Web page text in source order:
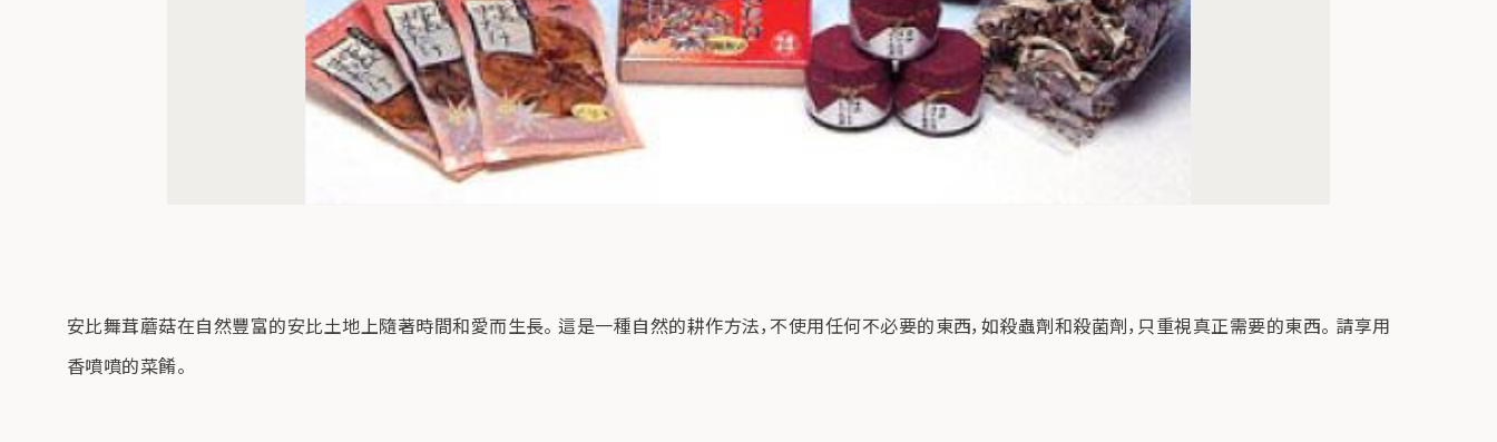
安比舞茸蘑菇在自然豐富的安比土地上隨著時間和愛而生長。 這是一種自然的耕作方法，不使用任何不必要的東西，如殺蟲劑和殺菌劑，只重視真正需要的東西。 請享用
香噴噴的菜餚。